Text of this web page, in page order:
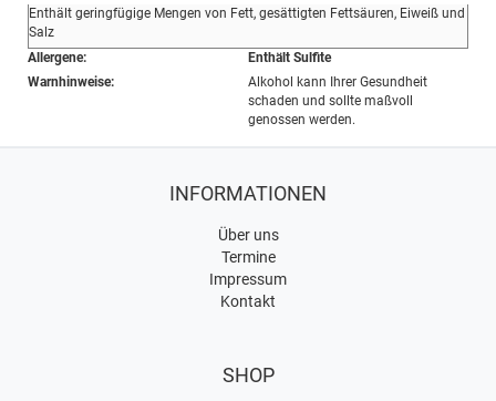
Enthält geringfügige Mengen von Fett, gesättigten Fettsäuren, Eiweiß und
Salz
Allergene:
Enthält Sulfite
Warnhinweise:
Alkohol kann Ihrer Gesundheit
schaden und sollte maßvoll
genossen werden.
INFORMATIONEN
Über uns
Termine
Impressum
Kontakt
SHOP